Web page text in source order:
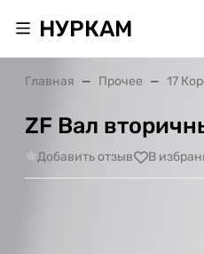
НУРКАМ
Главная Прочее 17
ZF Вал
Добавить отзыв В